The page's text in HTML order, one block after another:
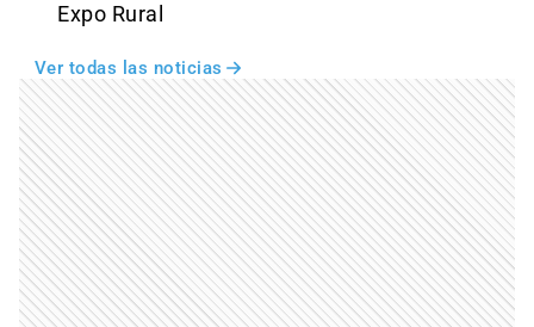
Expo Rural
Ver todas las noticias